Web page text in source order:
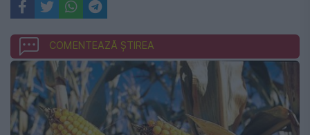
COMENTEAZĂ ȘTIREA